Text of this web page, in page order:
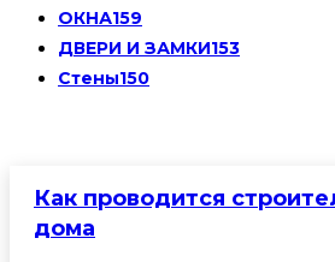
ОКНА159
ДВЕРИ И ЗАМКИ153
Стены150
Как проводится
дома